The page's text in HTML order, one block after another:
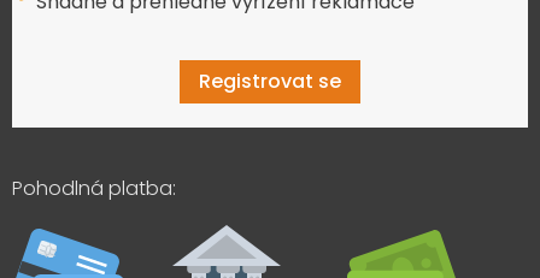
Registrovat se
Pohodlná platba: